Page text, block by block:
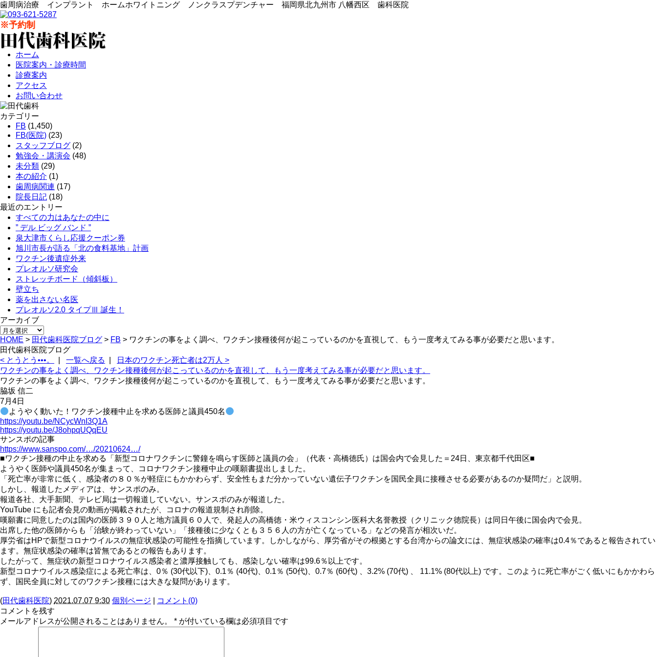
歯周病治療 インプラント ホームホワイトニング ノンクラスプデンチャー 福岡県北九州市 八幡西区 歯科医院
※予約制
ホーム
医院案内・診療時間
診療案内
アクセス
お問い合わせ
カテゴリー
FB (1,450)
FB(医院) (23)
スタッフブログ (2)
勉強会・講演会 (48)
未分類 (29)
本の紹介 (1)
歯周病関連 (17)
院長日記 (18)
最近のエントリー
すべての力はあなたの中に
” デル ビッグ バンド ”
泉大津市くらし応援クーポン券
旭川市長が語る「北の食料基地」計画
ワクチン後遺症外来
プレオルソ研究会
ストレッチボード（傾斜板）
壁立ち
薬を出さない名医
プレオルソ2.0 タイプⅢ 誕生！
アーカイブ
アー
カ
イ
ブ
HOME > 田代歯科医院ブログ > FB > ワクチンの事をよく調べ、ワクチン接種後何が起こっているのかを直視して、もう一度考えてみる事が必要だと思います。
田代歯科医院ブログ
< とうとう•••。
一覧へ戻る
日本のワクチン死亡者は2万人 >
ワクチンの事をよく調べ、ワクチン接種後何が起こっているのかを直視して、もう一度考えてみる事が必要だと思います。
ワクチンの事をよく調べ、ワクチン接種後何が起こっているのかを直視して、もう一度考えてみる事が必要だと思います。
脇坂 信二
7月4日
ようやく動いた！ワクチン接種中止を求める医師と議員450名
https://youtu.be/NCycWnI3Q1A
https://youtu.be/J8ohpqUQqEU
サンスポの記事
https://www.sanspo.com/…/20210624…/
■ワクチン接種の中止を求める「新型コロナワクチンに警鐘を鳴らす医師と議員の会」（代表・高橋徳氏）は国会内で会見した＝24日、東京都千代田区■
ようやく医師や議員450名が集まって、コロナワクチン接種中止の嘆願書提出しました。
「死亡率が非常に低く、感染者の８０％が軽症にもかかわらず、安全性もまだ分かっていない遺伝子ワクチンを国民全員に接種させる必要があるのか疑問だ」と説明。
しかし、報道したメディアは、サンスポのみ。
報道各社、大手新聞、テレビ局は一切報道していない。サンスポのみが報道した。
YouTube にも記者会見の動画が掲載されたが、コロナの報道規制され削除。
嘆願書に同意したのは国内の医師３９０人と地方議員６０人で、発起人の高橋徳・米ウィスコンシン医科大名誉教授（クリニック徳院長）は同日午後に国会内で会見。
出席した他の医師からも「治験が終わっていない」「接種後に少なくとも３５６人の方が亡くなっている」などの発言が相次いだ。
厚労省はHPで新型コロナウイルスの無症状感染の可能性を指摘しています。しかしながら、厚労省がその根拠とする台湾からの論文には、無症状感染の確率は0.4％であると報告されてい
ます。無症状感染の確率は皆無であるとの報告もあります。
したがって、無症状の新型コロナウイルス感染者と濃厚接触しても、感染しない確率は99.6％以上です。
新型コロナウイルス感染症による死亡率は、0％ (30代以下)、0.1％ (40代)、0.1％ (50代)、0.7％ (60代) 、3.2% (70代) 、 11.1% (80代以上) です。このように死亡率がごく低いにもかかわら
ず、国民全員に対してのワクチン接種には大きな疑問があります。
(田代歯科医院) 2021.07.07 9:30 個別ページ
コメント(0)
コメントを残す
メールアドレスが公開されることはありません。
* が付いている欄は必須項目です